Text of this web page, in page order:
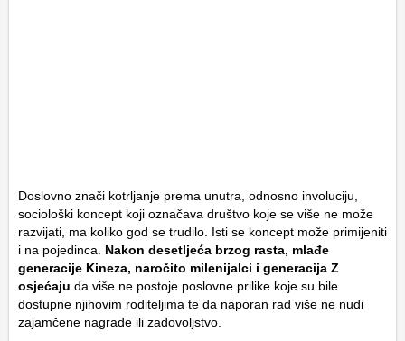
Doslovno znači kotrljanje prema unutra, odnosno involuciju,
sociološki koncept koji označava društvo koje se više ne može
razvijati, ma koliko god se trudilo. Isti se koncept može primijeniti
i na pojedinca. Nakon desetljeća brzog rasta, mlađe
generacije Kineza, naročito milenijalci i generacija Z
osjećaju da više ne postoje poslovne prilike koje su bile
dostupne njihovim roditeljima te da naporan rad više ne nudi
zajamčene nagrade ili zadovoljstvo.